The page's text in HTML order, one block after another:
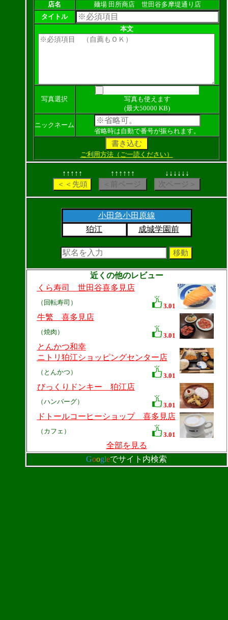
店名
麺場 田所商店 世田谷多摩堤通り店
タイトル
本文
写真選択
写真も使えます
(最大50000 KB)
ニックネーム
省略時は自動で番号が振られます。
ご利用方法（ご一読ください）
↑↑↑↑↑ ↑↑↑↑↑↑ ↓↓↓↓↓↓
小田急小田原線
狛江
成城学園前
近くの他のレビュー
くら寿司 世田谷喜多見店
（回転寿司） 3.01
牛繁 喜多見店
（焼肉） 3.01
とんかつ和幸
ニトリ狛江ショッピングセンター店
（とんかつ） 3.01
びっくりドンキー 狛江店
（ハンバーグ） 3.01
ドトールコーヒーショップ 喜多見店
（カフェ） 3.01
全部を見る
Googleでサイト内検索